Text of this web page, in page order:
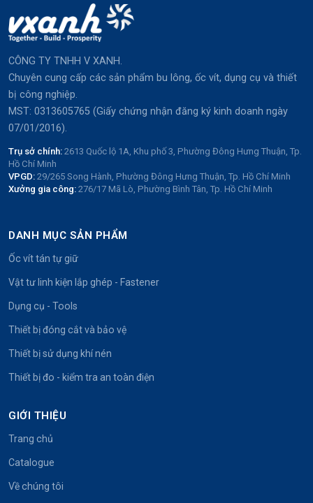
CÔNG TY TNHH V XANH.
Chuyên cung cấp các sản phẩm bu lông, ốc vít, dụng cụ và thiết
bị công nghiệp.
MST: 0313605765 (Giấy chứng nhận đăng ký kinh doanh ngày
07/01/2016).
Trụ sở chính: 2613 Quốc lộ 1A, Khu phố 3, Phường Đông Hưng Thuận, Tp.
Hồ Chí Minh
VPGD: 29/265 Song Hành, Phường Đông Hưng Thuận, Tp. Hồ Chí Minh
Xưởng gia công: 276/17 Mã Lò, Phường Bình Tân, Tp. Hồ Chí Minh
DANH MỤC SẢN PHẨM
Ốc vít tán tự giữ
Vật tư linh kiện lắp ghép - Fastener
Dụng cụ - Tools
Thiết bị đóng cắt và bảo vệ
Thiết bị sử dụng khí nén
Thiết bị đo - kiểm tra an toàn điện
GIỚI THIỆU
Trang chủ
Catalogue
Về chúng tôi